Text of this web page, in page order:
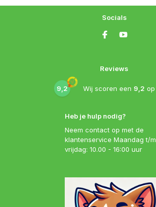
Heb je hulp nodig?
Neem contact op met de
klantenservice Maandag t/m
vrijdag: 10.00 - 16:00 uur
Reviews
9,2 Wij scoren een 9,2 op
Socials